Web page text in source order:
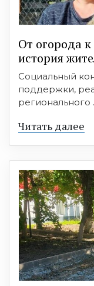
От огорода
история
Социальный
поддержки,
регионального
Читать далее